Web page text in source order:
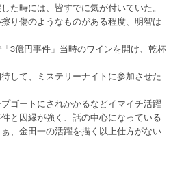
た時には、皆すでに気が付いていた。
り傷のようなものがある程度、明智は
3億円事件」当時のワインを開け、乾杯
して、ミステリーナイトに参加させた
ゴートにされかかるなどイマイチ活躍
と因縁が強く、話の中心になっている
、金田一の活躍を描く以上仕方がない